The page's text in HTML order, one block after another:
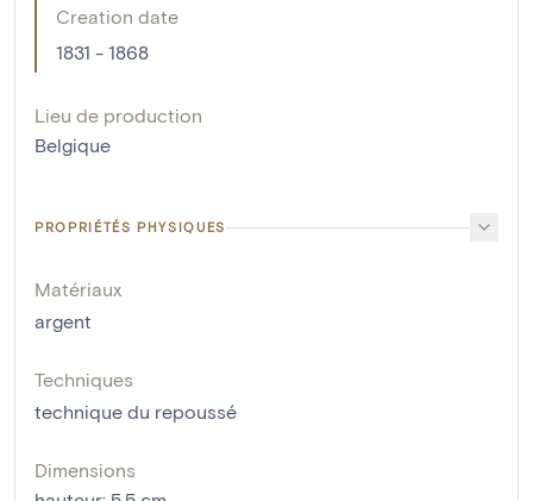
Creation date
1831 - 1868
Lieu de production
Belgique
PROPRIÉTÉS PHYSIQUES
Matériaux
argent
Techniques
technique du repoussé
Dimensions